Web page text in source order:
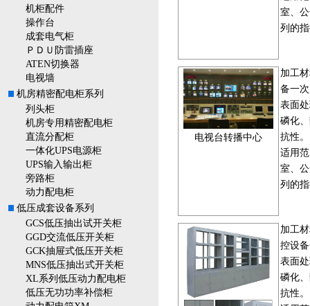
机柜配件
操作台
成套电气柜
ＰＤＵ防雷插座
ATEN切换器
电视墙
机房精密配电柜系列
列头柜
机房专用精密配电柜
直流分配柜
一体化UPS电源柜
UPS输入输出柜
旁路柜
动力配电柜
低压成套设备系列
GCS低压抽出试开关柜
GGD交流低压开关柜
GCK抽屉式低压开关柜
MNS低压抽出式开关柜
XL系列低压动力配电柜
低压无功功率补偿柜
室、
列的
电视台转播中心
加工
备一
表面
磷化
抗性。
适用
室、
列的
加工
控设
表面
磷化
抗性。